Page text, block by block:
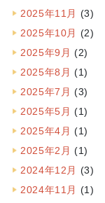
2025年11月 (3)
2025年10月 (2)
2025年9月 (2)
2025年8月 (1)
2025年7月 (3)
2025年5月 (1)
2025年4月 (1)
2025年2月 (1)
2024年12月 (3)
2024年11月 (1)